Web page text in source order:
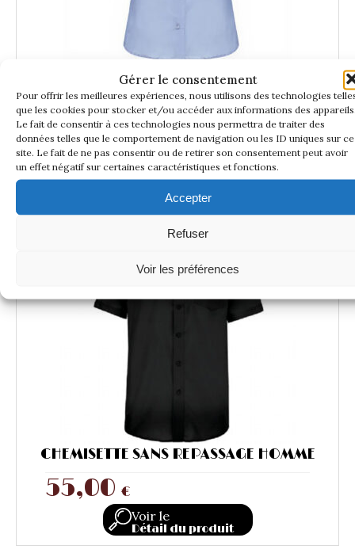
Gérer le consentement
Pour offrir les meilleures expériences, nous utilisons des technologies
que les cookies pour stocker et/ou accéder aux informations des
Le fait de consentir à ces technologies nous permettra de traiter des
données telles que le comportement de navigation ou les ID uniques sur ce
site. Le fait de ne pas consentir ou de retirer son consentement peut avoir
un effet négatif sur certaines caractéristiques et fonctions.
Accepter
Refuser
Voir les préférences
CHEMISETTE SANS REPASSAGE FEMME
55,00€
Voir le
Détail du produit
CHEMISETTE SANS REPASSAGE HOMME
55,00 €
Voir le
Détail du produit